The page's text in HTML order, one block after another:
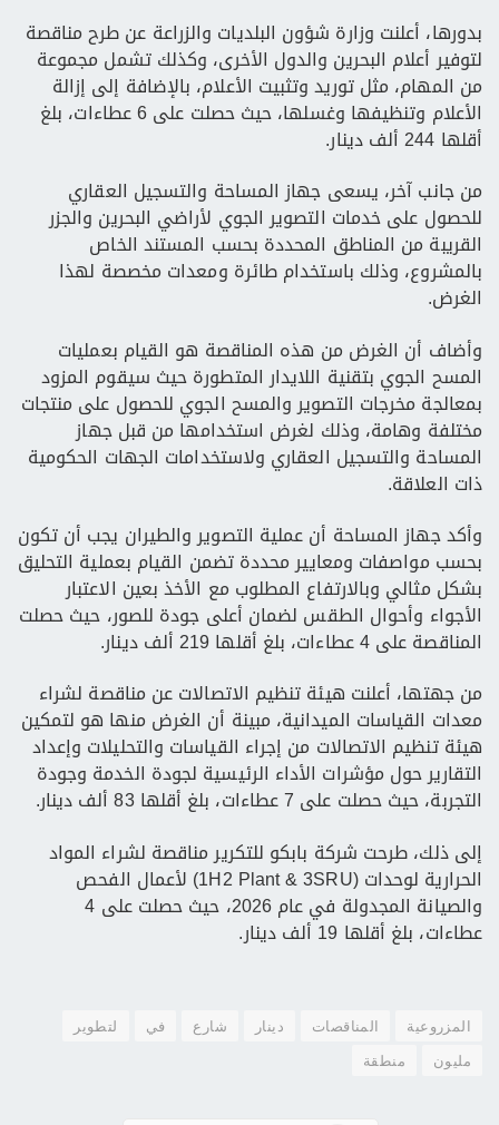
بدورها، أعلنت وزارة شؤون البلديات والزراعة عن طرح مناقصة
لتوفير أعلام البحرين والدول الأخرى، وكذلك تشمل مجموعة
من المهام، مثل توريد وتثبيت الأعلام، بالإضافة إلى إزالة
الأعلام وتنظيفها وغسلها، حيث حصلت على 6 عطاءات، بلغ
أقلها 244 ألف دينار.
من جانب آخر، يسعى جهاز المساحة والتسجيل العقاري
للحصول على خدمات التصوير الجوي لأراضي البحرين والجزر
القريبة من المناطق المحددة بحسب المستند الخاص
بالمشروع، وذلك باستخدام طائرة ومعدات مخصصة لهذا
الغرض.
وأضاف أن الغرض من هذه المناقصة هو القيام بعمليات
المسح الجوي بتقنية اللايدار المتطورة حيث سيقوم المزود
بمعالجة مخرجات التصوير والمسح الجوي للحصول على منتجات
مختلفة وهامة، وذلك لغرض استخدامها من قبل جهاز
المساحة والتسجيل العقاري ولاستخدامات الجهات الحكومية
ذات العلاقة.
وأكد جهاز المساحة أن عملية التصوير والطيران يجب أن تكون
بحسب مواصفات ومعايير محددة تضمن القيام بعملية التحليق
بشكل مثالي وبالارتفاع المطلوب مع الأخذ بعين الاعتبار
الأجواء وأحوال الطقس لضمان أعلى جودة للصور، حيث حصلت
المناقصة على 4 عطاءات، بلغ أقلها 219 ألف دينار.
من جهتها، أعلنت هيئة تنظيم الاتصالات عن مناقصة لشراء
معدات القياسات الميدانية، مبينة أن الغرض منها هو لتمكين
هيئة تنظيم الاتصالات من إجراء القياسات والتحليلات وإعداد
التقارير حول مؤشرات الأداء الرئيسية لجودة الخدمة وجودة
التجربة، حيث حصلت على 7 عطاءات، بلغ أقلها 83 ألف دينار.
إلى ذلك، طرحت شركة بابكو للتكرير مناقصة لشراء المواد
الحرارية لوحدات (1H2 Plant & 3SRU) لأعمال الفحص
والصيانة المجدولة في عام 2026، حيث حصلت على 4
عطاءات، بلغ أقلها 19 ألف دينار.
المزروعية المناقصات دينار شارع في
لتطوير
مليون
منطقة